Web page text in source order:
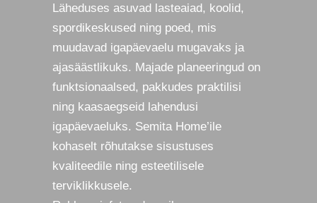
Läheduses asuvad lasteaiad, koolid,
spordikeskused ning poed, mis
muudavad igapäevaelu mugavaks ja
ajasäästlikuks. Majade planeeringud on
funktsionaalsed, pakkudes praktilisi
ning kaasaegseid lahendusi
igapäevaeluks. Semita Home’ile
kohaselt rõhutakse sisustuses
kvaliteedile ning esteetilisele
terviklikkusele.